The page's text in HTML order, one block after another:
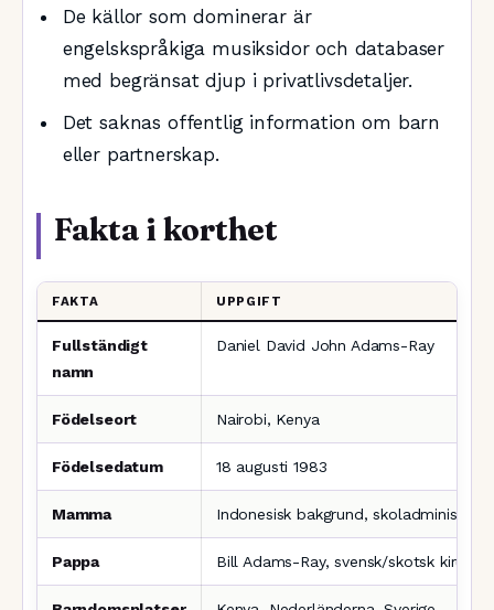
De källor som dominerar är
engelskspråkiga musiksidor och databaser
med begränsat djup i privatlivsdetaljer.
Det saknas offentlig information om barn
eller partnerskap.
Fakta i korthet
FAKTA UPPGIFT
Fullständigt
namn
Daniel David John Adams-Ray
Födelseort Nairobi, Kenya
Födelsedatum 18 augusti 1983
Mamma Indonesisk bakgrund,
Pappa Bill Adams-Ray, svensk/skotsk kirurg